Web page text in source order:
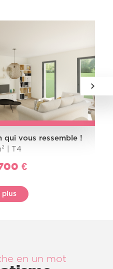
qui vous ressemble !
| T4
€
plus
en un mot